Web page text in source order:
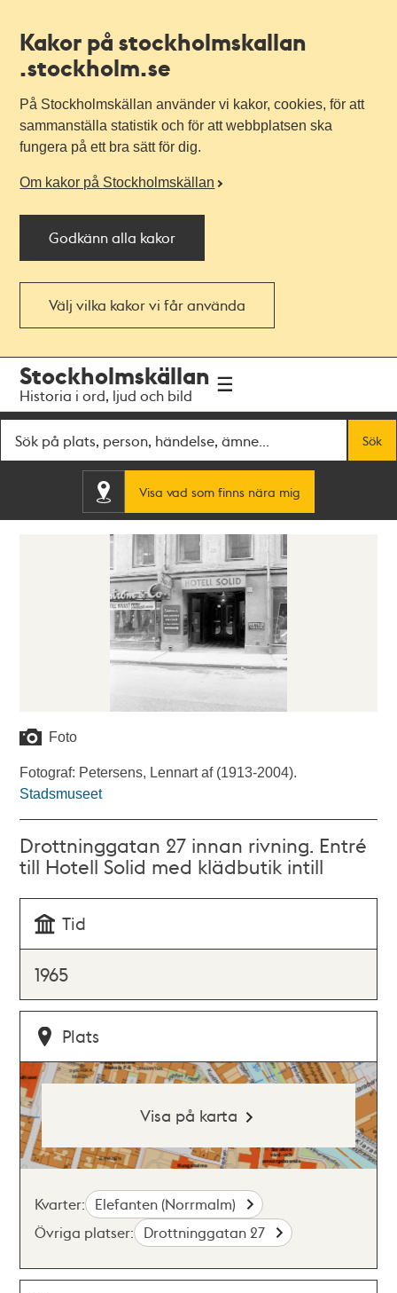
Kakor på stockholmskallan
.stockholm.se
På Stockholmskällan använder vi kakor, cookies, för att
sammanställa statistik och för att webbplatsen ska
fungera på ett bra sätt för dig.
Om kakor på Stockholmskällan
Godkänn alla kakor
Välj vilka kakor vi får använda
navigationen
huvudinnehållet
Stockholmskällan
Historia i ord, ljud och bild
Sök
Visa vad som finns nära mig
Foto
Fotograf: Petersens, Lennart af (1913-2004).
Stadsmuseet
Drottninggatan 27 innan rivning. Entré
till Hotell Solid med klädbutik intill
Tid
1965
Plats
Visa på karta
Kvarter: Elefanten (Norrmalm)
Övriga platser: Drottninggatan 27